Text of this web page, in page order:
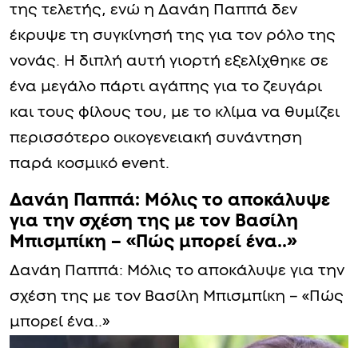
της τελετής, ενώ η Δανάη Παππά δεν
έκρυψε τη συγκίνησή της για τον ρόλο της
νονάς. Η διπλή αυτή γιορτή εξελίχθηκε σε
ένα μεγάλο πάρτι αγάπης για το ζευγάρι
και τους φίλους του, με το κλίμα να θυμίζει
περισσότερο οικογενειακή συνάντηση
παρά κοσμικό event.
Δανάη Παππά: Μόλις το αποκάλυψε
για την σχέση της με τον Βασίλη
Μπισμπίκη – «Πώς μπορεί ένα..»
Δανάη Παππά: Μόλις το αποκάλυψε για την
σχέση της με τον Βασίλη Μπισμπίκη – «Πώς
μπορεί ένα..»